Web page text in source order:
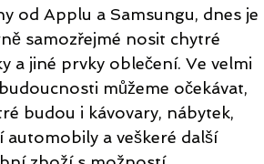
od Applu a Samsungu, dnes je
samozřejmé nosit chytré
a jiné prvky oblečení. Ve velmi
můžeme očekávat,
budou i kávovary, nábytek,
automobily a veškeré další